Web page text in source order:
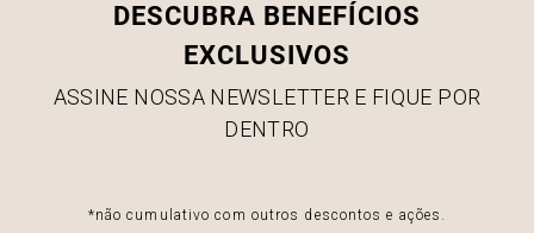
DESCUBRA BENEFÍCIOS
EXCLUSIVOS
ASSINE NOSSA NEWSLETTER E FIQUE POR
DENTRO
*não cumulativo com outros descontos e ações.